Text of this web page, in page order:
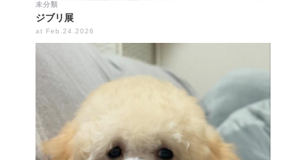
未分類
ジブリ展
at Feb.24.2026